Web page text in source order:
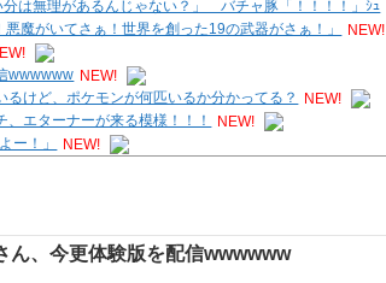
は無理があるんじゃない？」 バチャ豚「！！！！」ｼｭ
魔がいてさぁ！世界を創った19の武器がさぁ！」
NEW!
wwwwww NEW!
けど、ポケモンが何匹いるか分かってる？
NEW!
、エターナーが来る模様！！！
NEW!
ー！」
NEW!
ん、今更体験版を配信wwwwww